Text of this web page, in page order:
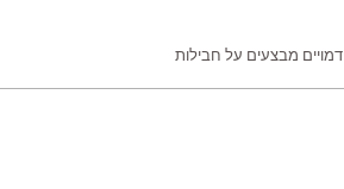
דמויים מבצעים על חבילות